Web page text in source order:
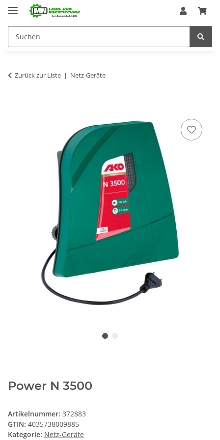
Zurück zur Liste Netz-Geräte
Power N 3500
Artikelnummer: 372883
GTIN: 4035738009885
Kategorie: Netz-Geräte